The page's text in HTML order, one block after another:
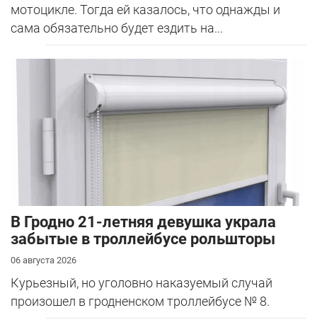
мотоцикле. Тогда ей казалось, что однажды и
сама обязательно будет ездить на...
В Гродно 21-летняя девушка украла
забытые в троллейбусе рольшторы
06 августа 2026
Курьезный, но уголовно наказуемый случай
произошел в гродненском троллейбусе № 8.